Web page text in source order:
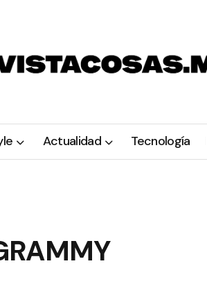
Actualidad Tecnología